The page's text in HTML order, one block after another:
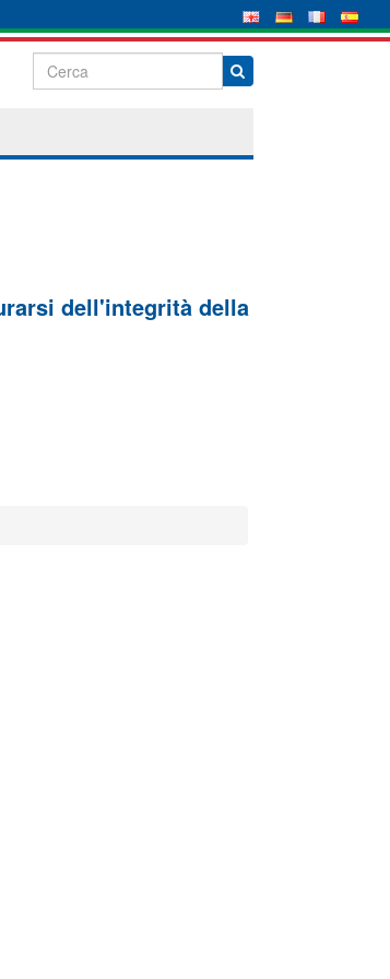
dell'integrità della